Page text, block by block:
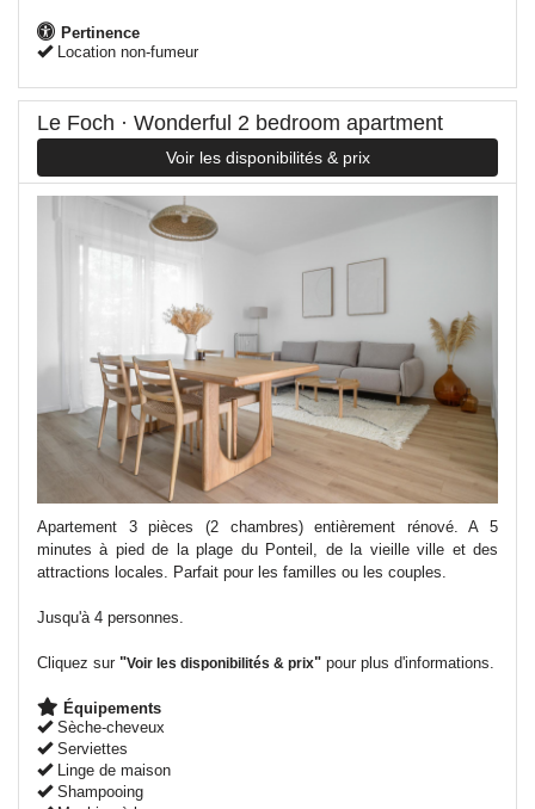
Pertinence
Location non-fumeur
Le Foch · Wonderful 2 bedroom apartment
Voir les disponibilités & prix
Apartement 3 pièces (2 chambres) entièrement rénové. A 5
minutes à pied de la plage du Ponteil, de la vieille ville et des
attractions locales. Parfait pour les familles ou les couples.
Jusqu'à 4 personnes.
Cliquez sur "Voir les disponibilités & prix" pour plus d'informations.
Équipements
Sèche-cheveux
Serviettes
Linge de maison
Shampooing